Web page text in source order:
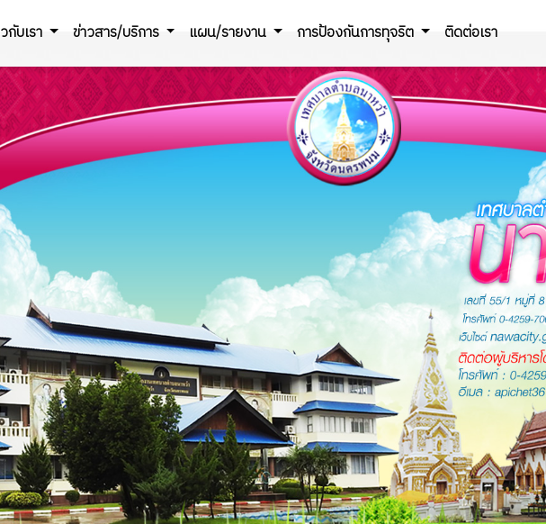
กับเรา ข่าวสาร/บริการ แผน/รายงาน การป้องกันการทุจริต ติดต่อเรา